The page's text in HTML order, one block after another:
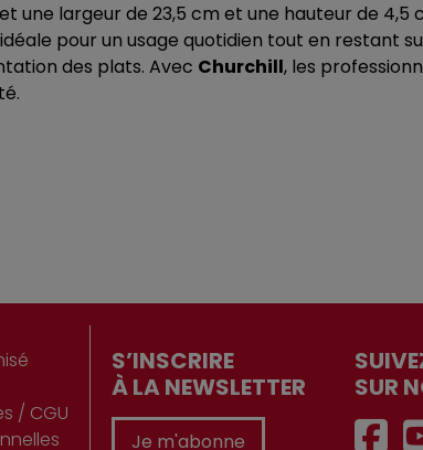
une largeur de 23,5 cm et une hauteur de
pour un usage quotidien tout en restant
des plats. Avec Churchill, les
/ CGU
S’INSCRIRE
À LA NEWSLETTER
Je m'abonne
SUR